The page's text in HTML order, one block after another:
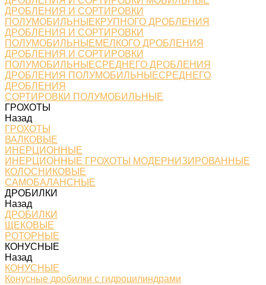
ДРОБЛЕНИЯ И СОРТИРОВКИ
ПОЛУМОБИЛЬНЫЕКРУПНОГО ДРОБЛЕНИЯ
ДРОБЛЕНИЯ И СОРТИРОВКИ
ПОЛУМОБИЛЬНЫЕМЕЛКОГО ДРОБЛЕНИЯ
ДРОБЛЕНИЯ И СОРТИРОВКИ
ПОЛУМОБИЛЬНЫЕСРЕДНЕГО ДРОБЛЕНИЯ
ДРОБЛЕНИЯ ПОЛУМОБИЛЬНЫЕСРЕДНЕГО
ДРОБЛЕНИЯ
СОРТИРОВКИ ПОЛУМОБИЛЬНЫЕ
ГРОХОТЫ
Назад
ГРОХОТЫ
ВАЛКОВЫЕ
ИНЕРЦИОННЫЕ
ИНЕРЦИОННЫЕ ГРОХОТЫ МОДЕРНИЗИРОВАННЫЕ
КОЛОСНИКОВЫЕ
САМОБАЛАНСНЫЕ
ДРОБИЛКИ
Назад
ДРОБИЛКИ
ЩЕКОВЫЕ
РОТОРНЫЕ
КОНУСНЫЕ
Назад
КОНУСНЫЕ
Конусные дробилки с гидроцилиндрами